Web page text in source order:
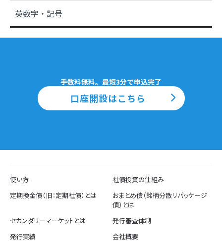
英数字・記号
手数料無料。最短3分で申込完了
口座開設はこちら
使い方
社債投資の仕組み
定期換金債（旧：定期社債）とは
おまとめ債（銘柄分散リパッケージ
債）とは
セカンダリーマーケットとは
発行審査体制
発行実績
会社概要